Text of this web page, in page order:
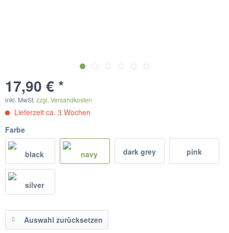
17,90 € *
inkl. MwSt. zzgl. Versandkosten
Lieferzeit ca. 3 Wochen
Farbe
dark grey pink
Auswahl zurücksetzen